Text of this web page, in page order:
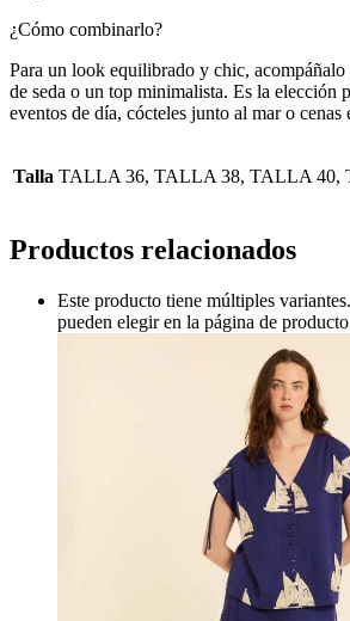
¿Cómo combinarlo?
Para un look equilibrado y chic, acompáñalo
de seda o un top minimalista. Es la elección
eventos de día, cócteles junto al mar o cenas
Talla TALLA 36, TALLA 38, TALLA 40,
Productos relacionados
Este producto tiene múltiples
pueden elegir en la página de producto